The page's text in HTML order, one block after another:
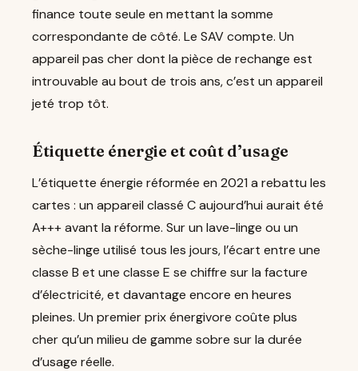
finance toute seule en mettant la somme
correspondante de côté. Le SAV compte. Un
appareil pas cher dont la pièce de rechange est
introuvable au bout de trois ans, c’est un appareil
jeté trop tôt.
Étiquette énergie et coût d’usage
L’étiquette énergie réformée en 2021 a rebattu les
cartes : un appareil classé C aujourd’hui aurait été
A+++ avant la réforme. Sur un lave-linge ou un
sèche-linge utilisé tous les jours, l’écart entre une
classe B et une classe E se chiffre sur la facture
d’électricité, et davantage encore en heures
pleines. Un premier prix énergivore coûte plus
cher qu’un milieu de gamme sobre sur la durée
d’usage réelle.